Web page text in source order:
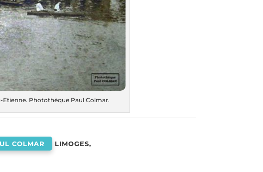
Etienne. Photothèque Paul Colmar.
COLMAR
LIMOGES,